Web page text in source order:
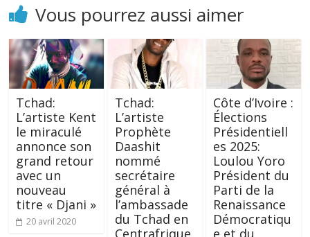
Vous pourrez aussi aimer
Tchad:
L’artiste Kent
le miraculé
annonce son
grand retour
avec un
nouveau
titre « Djani »
20 avril 2020
Tchad:
L’artiste
Prophète
Daashit
nommé
secrétaire
général à
l’ambassade
du Tchad en
Centrafrique
Côte d’Ivoire :
Élections
Présidentiell
es 2025:
Loulou Yoro
Président du
Parti de la
Renaissance
Démocratiqu
e et du